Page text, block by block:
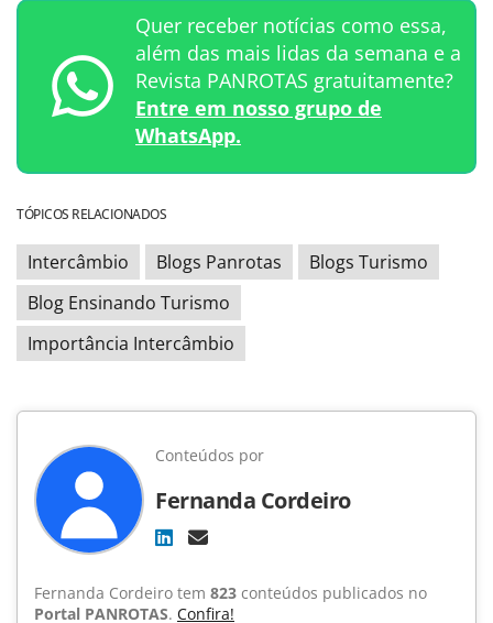
Quer receber notícias como essa,
além das mais lidas da semana e a
Revista PANROTAS gratuitamente?
Entre em nosso grupo de
WhatsApp.
TÓPICOS RELACIONADOS
Intercâmbio Blogs Panrotas
Blogs Turismo
Blog Ensinando Turismo
Importância Intercâmbio
Conteúdos por
Fernanda Cordeiro
Fernanda Cordeiro tem 823 conteúdos publicados no
Portal PANROTAS. Confira!